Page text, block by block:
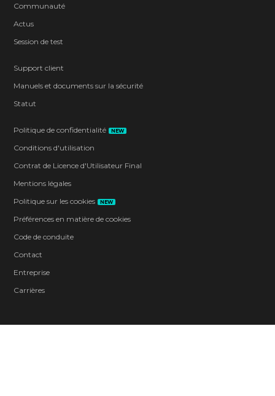
Communauté
Actus
Session de test
Support client
Manuels et documents sur la sécurité
Statut
Politique de confidentialité NEW
Conditions d'utilisation
Contrat de Licence d'Utilisateur Final
Mentions légales
Politique sur les cookies
NEW
Préférences en matière de cookies
Code de conduite
Contact
Entreprise
Carrières